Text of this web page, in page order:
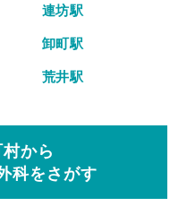
連坊駅
卸町駅
荒井駅
から
科をさがす